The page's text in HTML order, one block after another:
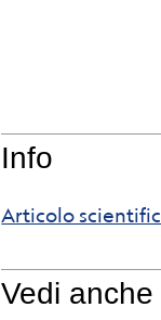
Info
Articolo
Vedi anche